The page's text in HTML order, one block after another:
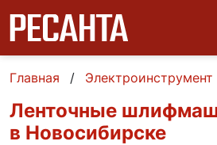
Главная Электроинструмент
Ленточные
в Новосибирске